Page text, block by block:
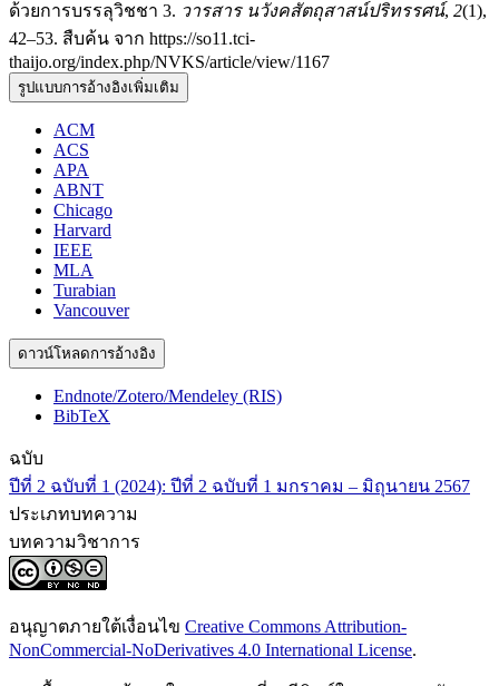
ด้วยการบรรลุวิชชา 3. วารสาร นวังคสัตถุสาสน์ปริทรรศน์, 2(1),
42–53. สืบค้น จาก https://so11.tci-
thaijo.org/index.php/NVKS/article/view/1167
รูปแบบการอ้างอิงเพิ่มเติม
ACM
ACS
APA
ABNT
Chicago
Harvard
IEEE
MLA
Turabian
Vancouver
ดาวน์โหลดการอ้างอิง
Endnote/Zotero/Mendeley (RIS)
BibTeX
ฉบับ
ปีที่ 2 ฉบับที่ 1 (2024): ปีที่ 2 ฉบับที่ 1 มกราคม – มิถุนายน 2567
ประเภทบทความ
บทความวิชาการ
อนุญาตภายใต้เงื่อนไข Creative Commons Attribution-
NonCommercial-NoDerivatives 4.0 International License.